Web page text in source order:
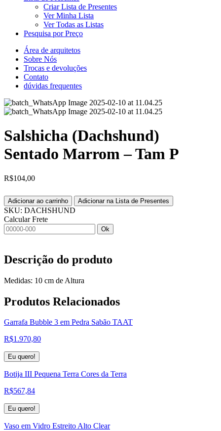
Criar Lista de Presentes
Ver Minha Lista
Ver Todas as Listas
Pesquisa por Preço
Área de arquitetos
Sobre Nós
Trocas e devoluções
Contato
dúvidas frequentes
Salshicha (Dachshund)
Sentado Marrom – Tam P
R$104,00
Adicionar ao carrinho Adicionar na Lista de Presentes
SKU: DACHSHUND
Calcular Frete
Ok
Descrição do produto
Medidas: 10 cm de Altura
Produtos Relacionados
Garrafa Bubble 3 em Pedra Sabão TAAT
R$1.970,80
Eu quero!
Botija III Pequena Terra Cores da Terra
R$567,84
Eu quero!
Vaso em Vidro Estreito Alto Clear